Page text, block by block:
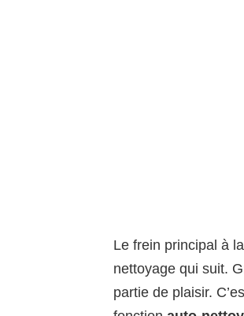
Le frein principal à
nettoyage qui suit.
partie de plaisir.